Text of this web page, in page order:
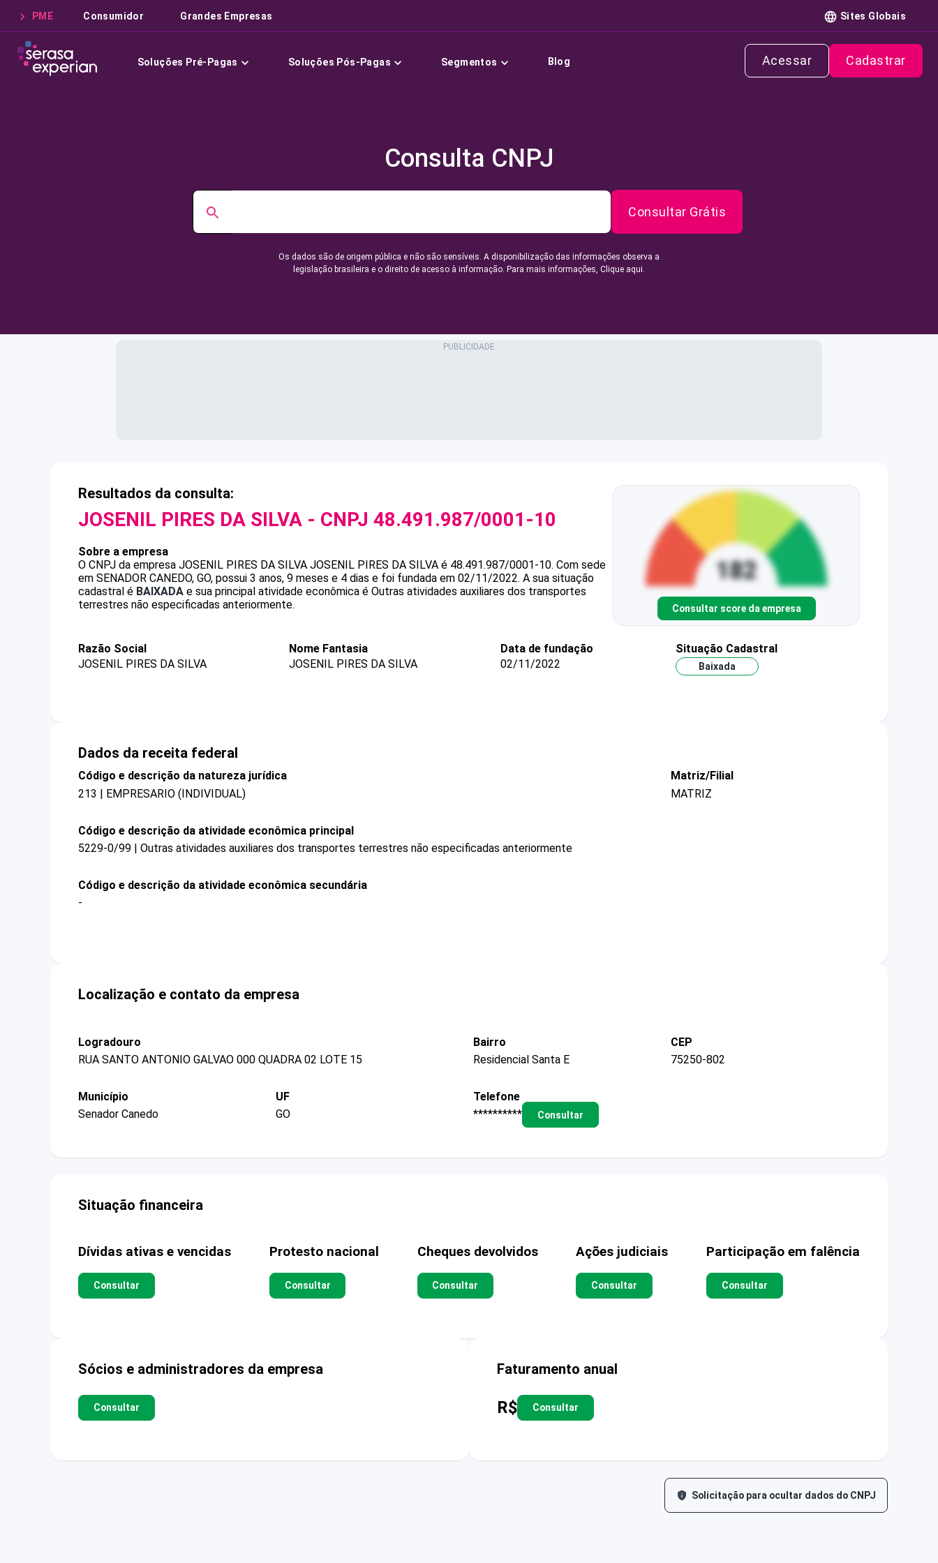
PME Consumidor Grandes Empresas Sites Globais
Soluções Pré-Pagas Soluções Pós-Pagas Segmentos Blog Acessar Cadastrar
Consulta CNPJ
Consultar Grátis
Os dados são de origem pública e não são sensíveis. A disponibilização das informações observa a
legislação brasileira e o direito de acesso à informação. Para mais informações, Clique aqui.
Resultados da consulta:
JOSENIL PIRES DA SILVA - CNPJ 48.491.987/0001-10
Sobre a empresa
O CNPJ da empresa JOSENIL PIRES DA SILVA JOSENIL PIRES DA SILVA é 48.491.987/0001-10. Com sede
em SENADOR CANEDO, GO, possui 3 anos, 9 meses e 4 dias e foi fundada em 02/11/2022. A sua situação
cadastral é BAIXADA e sua principal atividade econômica é Outras atividades auxiliares dos transportes
terrestres não especificadas anteriormente.
Consultar score da empresa
Razão Social
JOSENIL PIRES DA SILVA
Nome Fantasia
JOSENIL PIRES DA SILVA
Data de fundação
02/11/2022
Situação Cadastral
Baixada
Dados da receita federal
Código e descrição da natureza jurídica
213 | EMPRESARIO (INDIVIDUAL)
Matriz/Filial
MATRIZ
Código e descrição da atividade econômica principal
5229-0/99 | Outras atividades auxiliares dos transportes terrestres não especificadas anteriormente
Código e descrição da atividade econômica secundária
-
Localização e contato da empresa
Logradouro
RUA SANTO ANTONIO GALVAO 000 QUADRA 02 LOTE 15
Bairro
Residencial Santa E
CEP
75250-802
Município
Senador Canedo
UF
GO
Telefone
**********
Consultar
Situação financeira
Dívidas ativas e vencidas
Consultar
Protesto nacional
Consultar
Cheques devolvidos
Consultar
Ações judiciais
Consultar
Participação em falência
Consultar
Sócios e administradores da empresa
Consultar
Faturamento anual
R$ Consultar
Solicitação para ocultar dados do CNPJ